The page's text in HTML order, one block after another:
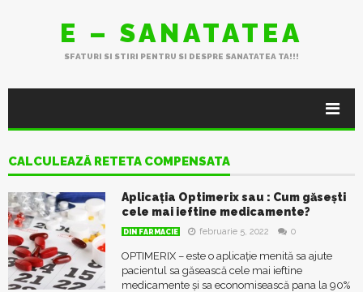
E – SANATATEA
SFATURI SI STIRI PENTRU SI DESPRE SANATATEA TA!!!
CALCULEAZĂ RETETA COMPENSATA
Aplicaţia Optimerix sau : Cum găseşti
cele mai ieftine medicamente?
DIN FARMACIE februarie 5, 2022 0
OPTIMERIX – este o aplicație menită sa ajute
pacientul sa găsească cele mai ieftine
medicamente și sa economisească pana la 90%